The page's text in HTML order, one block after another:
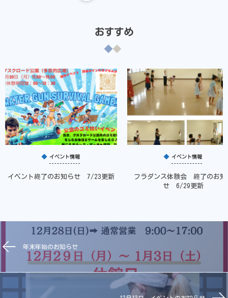
おすすめ
イベント情報
イベント終了のお知らせ 7/23更新
イベント情報
フラダンス体験会 終了のお知
せ 6/29更新
年末年始のお知らせ